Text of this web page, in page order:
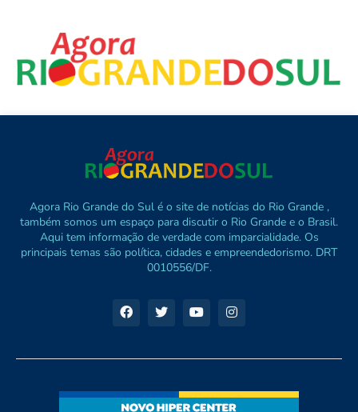
Agora Rio Grande do Sul é o site de notícias do Rio Grande ,
também somos um espaço para discutir o Rio Grande e o Brasil.
Aqui tem informação de verdade com imparcialidade. Os
principais temas são política, cidades e empreendedorismo. DRT
0010556/DF.